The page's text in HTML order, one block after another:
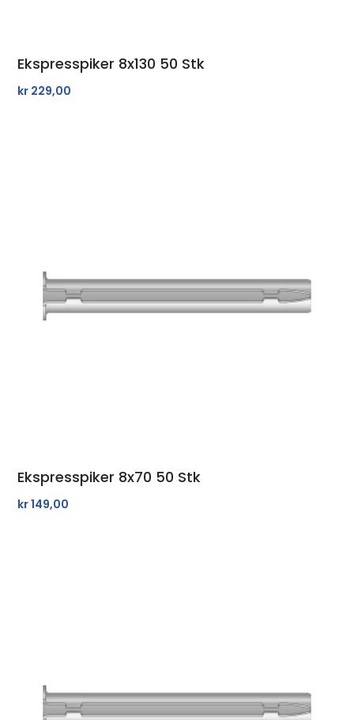
Ekspresspiker 8x130 50 Stk
kr 229,00
Ekspresspiker 8x70 50 Stk
kr149,00